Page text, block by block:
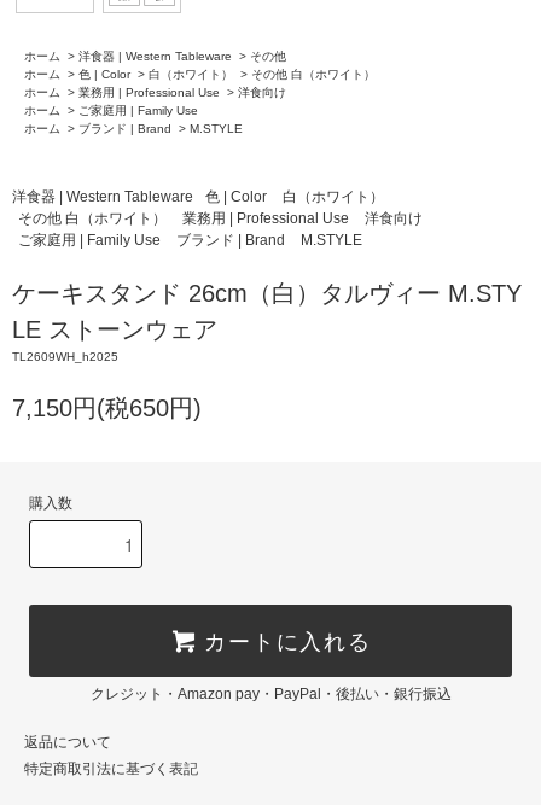
ホーム > 洋食器 | Western Tableware > その他
ホーム
> 色 | Color > 白（ホワイト） > その他 白（ホワイト）
ホーム
> 業務用 | Professional Use > 洋食向け
ホーム
> ご家庭用 | Family Use
ホーム
> ブランド | Brand > M.STYLE
洋食器 | Western Tableware 色 | Color
白（ホワイト）
その他 白（ホワイト）
業務用 | Professional Use
洋食向け
ご家庭用 | Family Use
ブランド | Brand M.STYLE
ケーキスタンド 26cm（白）タルヴィー M.STY
LE ストーンウェア
TL2609WH_h2025
7,150円(税650円)
購入数
カートに入れる
クレジット・Amazon pay・PayPal・後払い・銀行振込
返品について
特定商取引法に基づく表記